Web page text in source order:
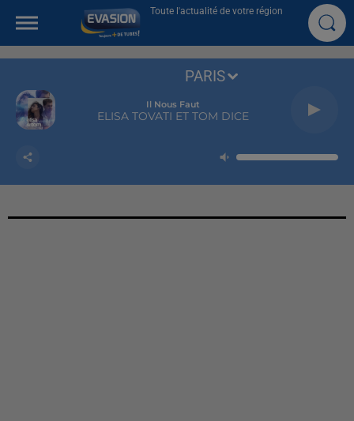
Toute l'actualité de votre région
Il Nous Faut
ELISA TOVATI ET TOM DICE
PARIS